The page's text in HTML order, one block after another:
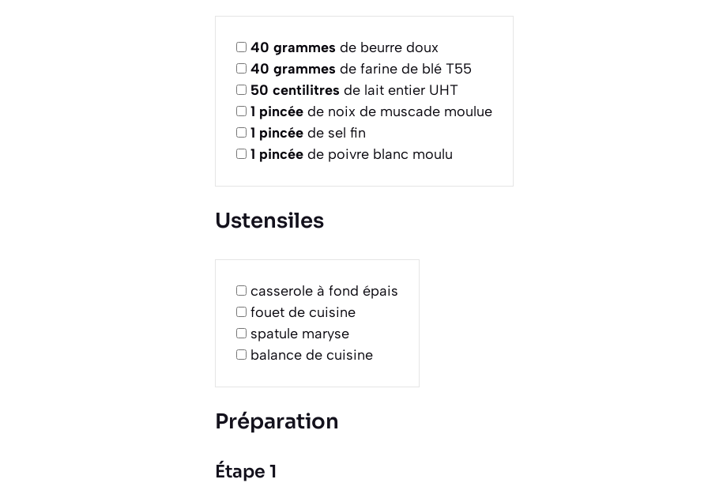
40 grammes de beurre doux
40 grammes de farine de blé T55
50 centilitres de lait entier UHT
1 pincée de noix de muscade moulue
1 pincée de sel fin
1 pincée de poivre blanc moulu
Ustensiles
casserole à fond épais
fouet de cuisine
spatule maryse
balance de cuisine
Préparation
Étape 1